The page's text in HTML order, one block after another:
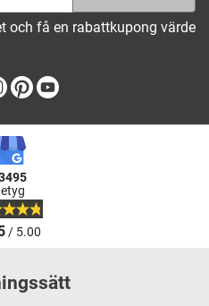
och få en rabattkupong värde
Instagram
Pinterest
/ 5.00